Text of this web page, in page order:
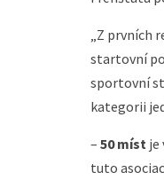
„Z prvních
startovní
sportovní
kategorii
– 50 míst je
tuto